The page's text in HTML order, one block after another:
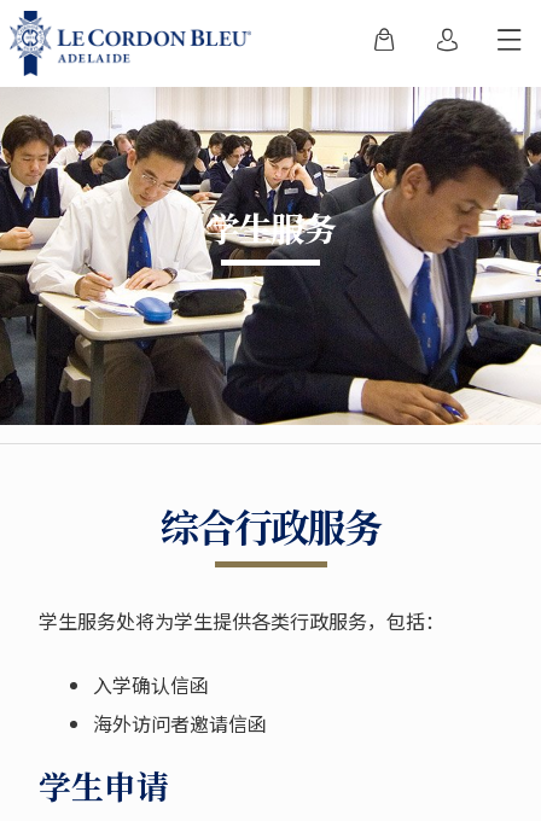
学生服务
综合行政服务
学生服务处将为学生提供各类行政服务，包括：
入学确认信函
海外访问者邀请信函
学生申请